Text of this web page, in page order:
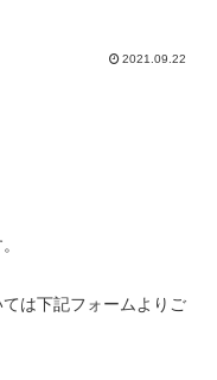
2021.09.22
は下記フォームよりご